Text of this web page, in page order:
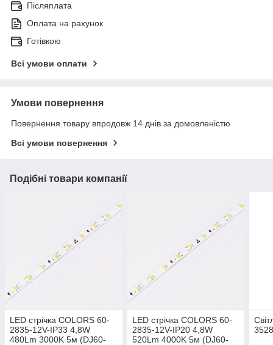
Післяплата
Оплата на рахунок
Готівкою
Всі умови оплати
Умови повернення
Повернення товару впродовж 14 днів за домовленістю
Всі умови повернення
Подібні товари компанії
LED стрічка COLORS 60-
2835-12V-IP33 4,8W
480Lm 3000K 5м (DJ60-
LED стрічка COLORS 60-
2835-12V-IP20 4,8W
520Lm 4000K 5м (DJ60-